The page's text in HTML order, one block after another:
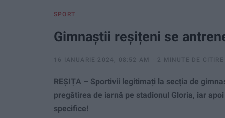
SPORT
Gimnaștii reșițeni se
16 IANUARIE 2024, 08:52 AM 2 MINUTE DE CITIRE
REȘIȚA – Sportivii legitimați la secția de
pregătirea de iarnă pe stadionul Gloria, iar
specifice!